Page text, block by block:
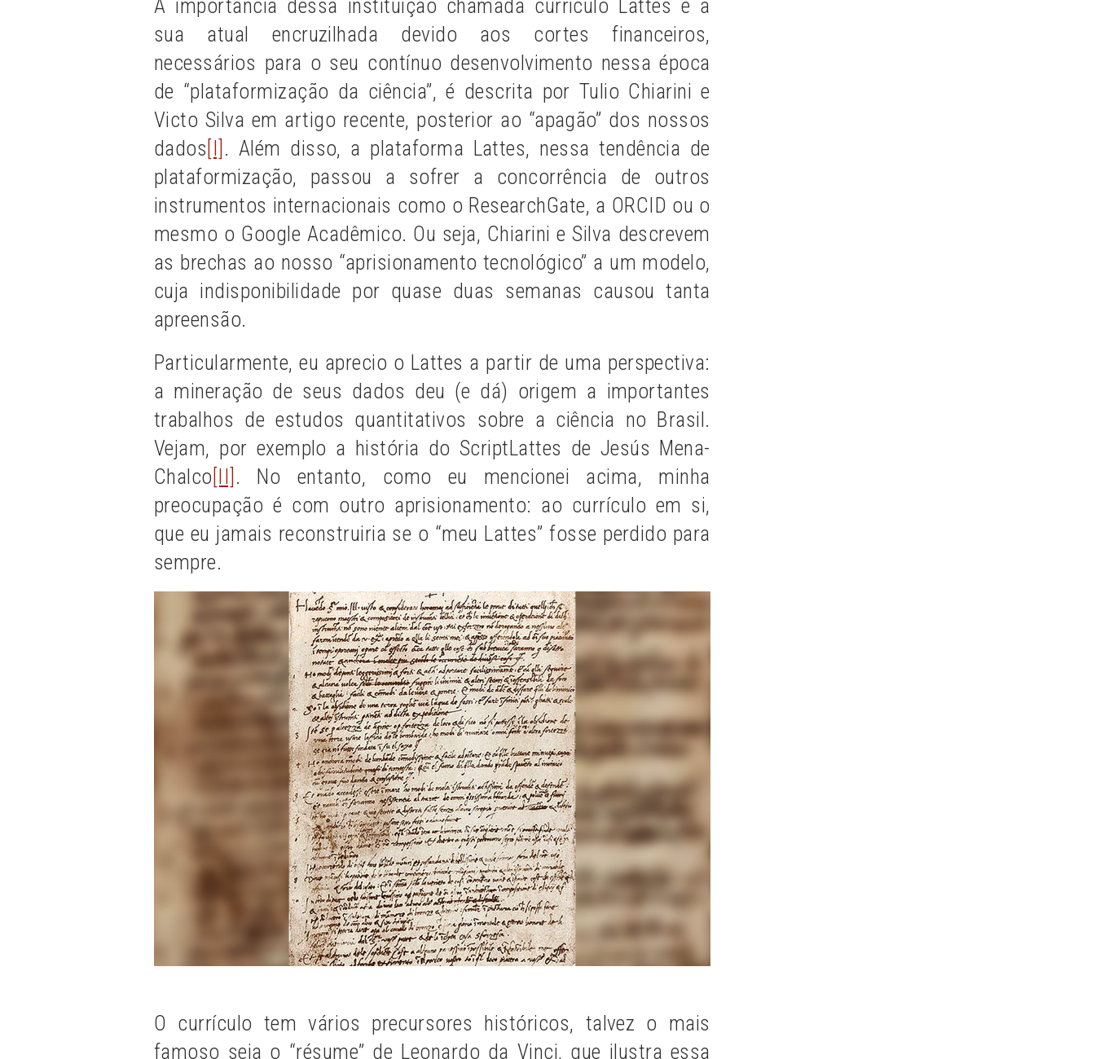
A importância dessa instituição chamada currículo Lattes e a
sua atual encruzilhada devido aos cortes financeiros,
necessários para o seu contínuo desenvolvimento nessa época
de “plataformização da ciência”, é descrita por Tulio Chiarini e
Victo Silva em artigo recente, posterior ao “apagão” dos nossos
dados[I] . Além disso, a plataforma Lattes, nessa tendência de
plataformização, passou a sofrer a concorrência de outros
instrumentos internacionais como o ResearchGate, a ORCID ou o
mesmo o Google Acadêmico. Ou seja, Chiarini e Silva descrevem
as brechas ao nosso “aprisionamento tecnológico” a um modelo,
cuja indisponibilidade por quase duas semanas causou tanta
apreensão.
Particularmente, eu aprecio o Lattes a partir de uma perspectiva:
a mineração de seus dados deu (e dá) origem a importantes
trabalhos de estudos quantitativos sobre a ciência no Brasil.
Vejam, por exemplo a história do ScriptLattes de Jesús Mena-
Chalco[II] . No entanto, como eu mencionei acima, minha
preocupação é com outro aprisionamento: ao currículo em si,
que eu jamais reconstruiria se o “meu Lattes” fosse perdido para
sempre.
O currículo tem vários precursores históricos, talvez o mais
famoso seja o “résume” de Leonardo da Vinci, que ilustra essa